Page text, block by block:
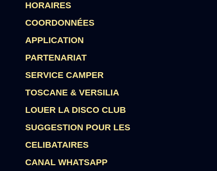
HORAIRES
COORDONNÉES
APPLICATION
PARTENARIAT
SERVICE CAMPER
TOSCANE & VERSILIA
LOUER LA DISCO CLUB
SUGGESTION POUR LES
CELIBATAIRES
CANAL WHATSAPP